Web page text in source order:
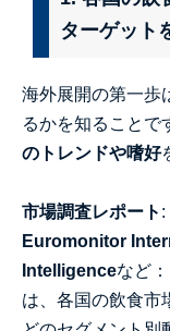
ターゲット
海外展開の第一歩
るかを知ることで
のトレンドや嗜好
市場調査レポート :
Euromonitor
Intelligenceなど
は、各国の飲食市